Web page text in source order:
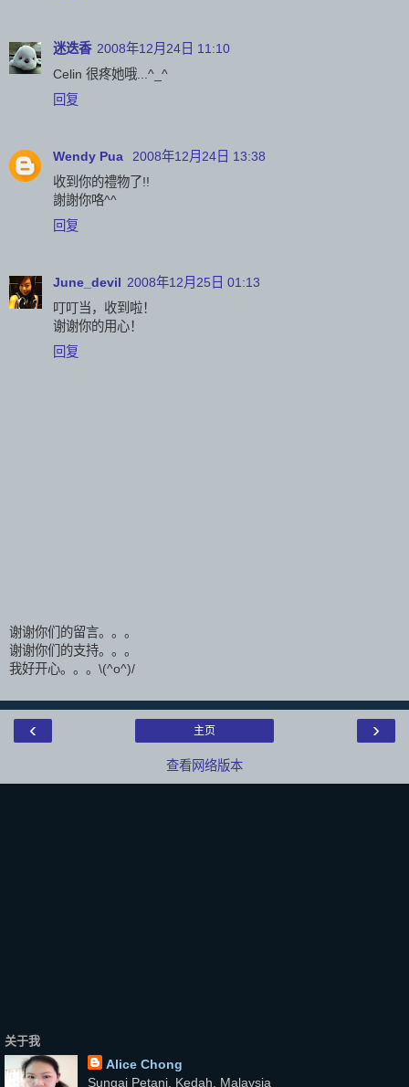
迷迭香 2008年12月24日 11:10
Celin 很疼她哦...^_^
回复
Wendy Pua
2008年12月24日 13:38
收到你的禮物了!!
謝謝你咯^^
回复
June_devil 2008年12月25日 01:13
叮叮当，收到啦！
谢谢你的用心！
回复
谢谢你们的留言。。。
谢谢你们的支持。。。
我好开心。。。\(^o^)/
‹ ›
主页
查看网络版本
关于我
Alice Chong
Sungai Petani, Kedah, Malaysia